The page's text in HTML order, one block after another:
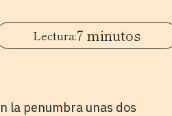
7 minutos
la penumbra unas dos